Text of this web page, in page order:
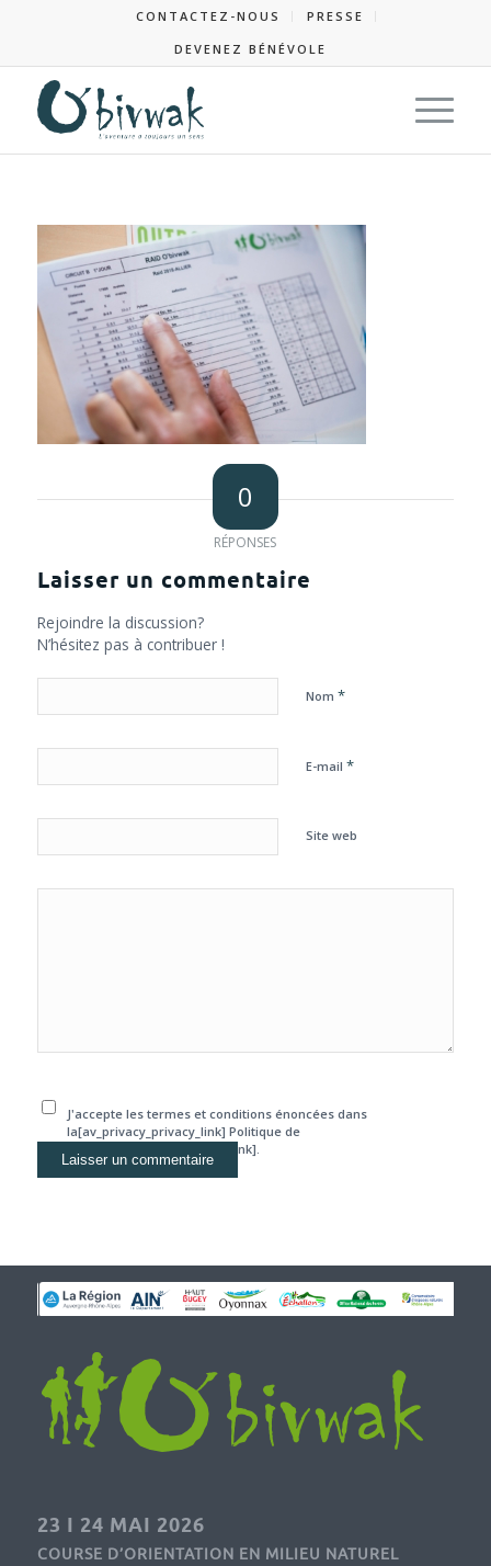
CONTACTEZ-NOUS
PRESSE
DEVENEZ BÉNÉVOLE
0
RÉPONSES
Laisser un commentaire
Rejoindre la discussion?
N’hésitez pas à contribuer !
Nom *
E-mail *
Site web
J'accepte les termes et conditions énoncées dans
la[av_privacy_privacy_link] Politique de
confidentialité[/av_privacy_link].
23 I 24 MAI 2026
COURSE D’ORIENTATION EN MILIEU NATUREL